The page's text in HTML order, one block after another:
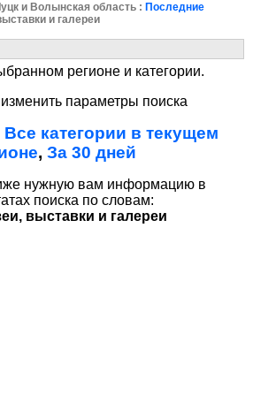
и Волынская область : Последние
и галереи
регионе и категории.
параметры поиска
Все категории в текущем
, За 30 дней
нужную вам информацию в
поиска по словам:
выставки и галереи